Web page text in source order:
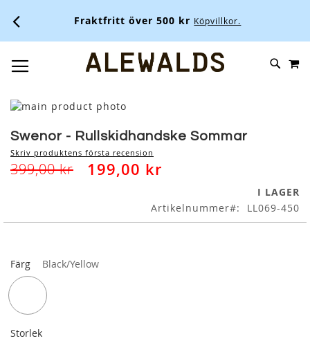
Fraktfritt över 500 kr Köpvillkor.
SKIP
Skip
the
end
of
the
to
the
beginning
of
Swenor - Rullskidhandske Sommar
Skriv produktens första recension
399,00 kr 199,00 kr
I LAGER
Artikelnummer
LL069-450
Färg Black/Yellow
Storlek